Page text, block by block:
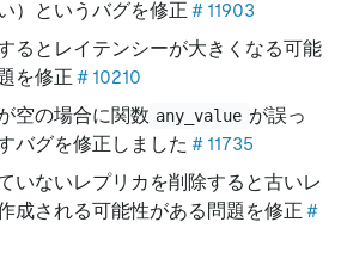
）というバグを修正 ＃11903
るとレイテンシーが大きくなる可能
を修正 ＃10210
空の場合に関数 any_value が誤っ
バグを修正しました ＃11735
いないレプリカを削除すると古いレ
成される可能性がある問題を修正 ＃